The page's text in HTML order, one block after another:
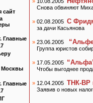
сайт
Главные
Москвы
Главные
Снова обвиняют
» 02.08.2005 С
за дачи Касьянова
» 23.06.2005
Группа юристов
» 17.05.2005
Чтобы выгоднее
» 12.04.2005 ТНК-BP
Заявив о новых